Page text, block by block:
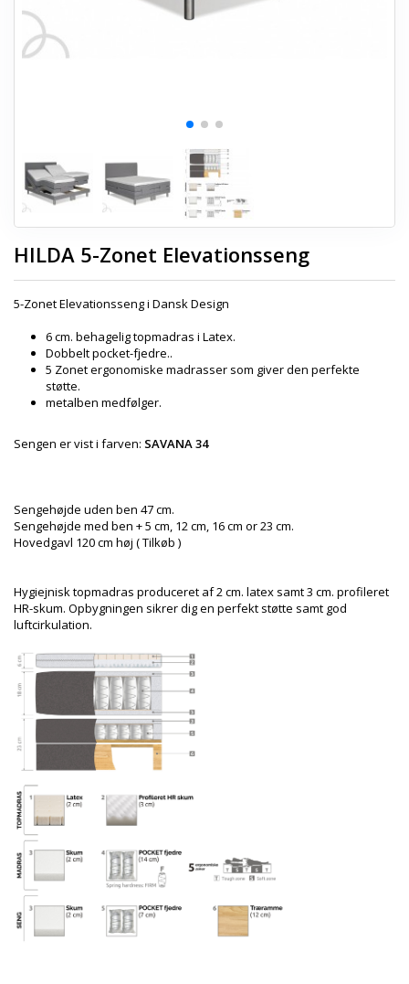
HILDA 5-Zonet Elevationsseng
5-Zonet Elevationsseng i Dansk Design
6 cm. behagelig topmadras i Latex.
Dobbelt pocket-fjedre..
5 Zonet ergonomiske madrasser som giver den perfekte
støtte.
metalben medfølger.
Sengen er vist i farven: SAVANA 34
Sengehøjde uden ben 47 cm.
Sengehøjde med ben + 5 cm, 12 cm, 16 cm or 23 cm.
Hovedgavl 120 cm høj ( Tilkøb )
Hygiejnisk topmadras produceret af 2 cm. latex samt 3 cm. profileret
HR-skum. Opbygningen sikrer dig en perfekt støtte samt god
luftcirkulation.